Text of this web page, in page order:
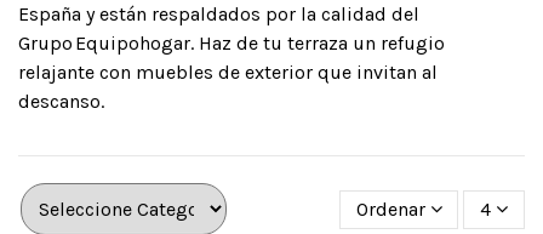
España y están respaldados por la calidad del
Grupo Equipohogar. Haz de tu terraza un refugio
relajante con muebles de exterior que invitan al
descanso.
Ordenar 4